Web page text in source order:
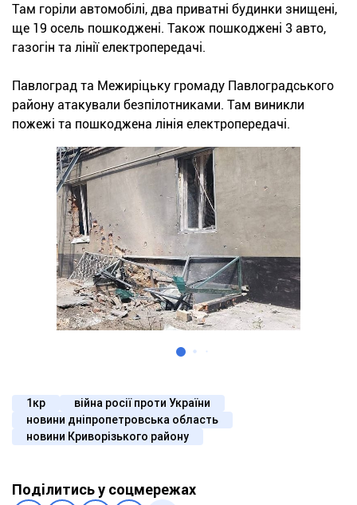
Там горіли автомобілі, два приватні будинки знищені,
ще 19 осель пошкоджені. Також пошкоджені 3 авто,
газогін та лінії електропередачі.
Павлоград та Межиріцьку громаду Павлоградського
району атакували безпілотниками. Там виникли
пожежі та пошкоджена лінія електропередачі.
1кр
війна росії проти України
новини дніпропетровська область
новини Криворізького району
Поділитись у соцмережах